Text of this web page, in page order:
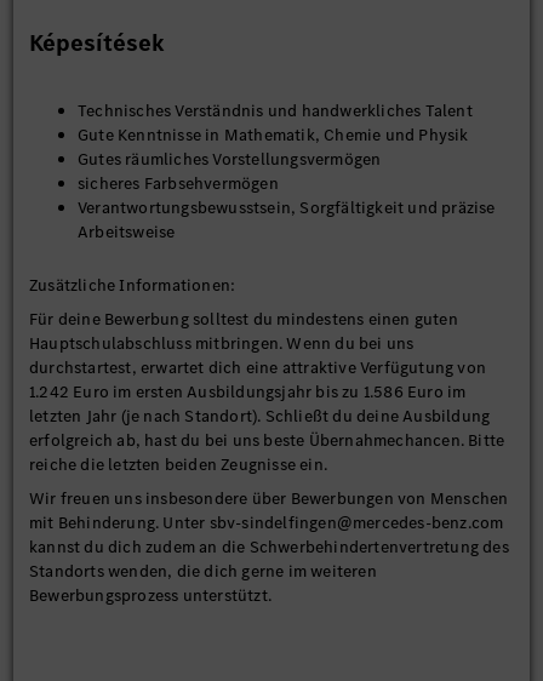
Képesítések
Technisches Verständnis und handwerkliches Talent
Gute Kenntnisse in Mathematik, Chemie und Physik
Gutes räumliches Vorstellungsvermögen
sicheres Farbsehvermögen
Verantwortungsbewusstsein, Sorgfältigkeit und präzise
Arbeitsweise
Zusätzliche Informationen:
Für deine Bewerbung solltest du mindestens einen guten
Hauptschulabschluss mitbringen. Wenn du bei uns
durchstartest, erwartet dich eine attraktive Verfügutung von
1.242 Euro im ersten Ausbildungsjahr bis zu 1.586 Euro im
letzten Jahr (je nach Standort). Schließt du deine Ausbildung
erfolgreich ab, hast du bei uns beste Übernahmechancen. Bitte
reiche die letzten beiden Zeugnisse ein.
Wir freuen uns insbesondere über Bewerbungen von Menschen
mit Behinderung. Unter sbv-sindelfingen@mercedes-benz.com
kannst du dich zudem an die Schwerbehindertenvertretung des
Standorts wenden, die dich gerne im weiteren
Bewerbungsprozess unterstützt.